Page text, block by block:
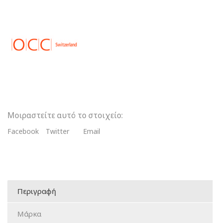
ποσότητα
Μοιραστείτε αυτό το στοιχείο:
Facebook Twitter Email
Περιγραφή
Μάρκα